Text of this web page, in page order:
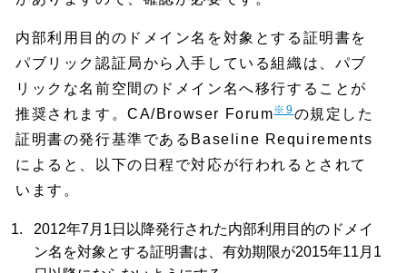
内部利用目的のドメイン名を対象とする証明書を
パブリック認証局から入手している組織は、パブ
リックな名前空間のドメイン名へ移行することが
推奨されます。CA/Browser Forum※9の規定した
証明書の発行基準であるBaseline Requirements
によると、以下の日程で対応が行われるとされて
います。
2012年7月1日以降発行された内部利用目的のドメイ
ン名を対象とする証明書は、有効期限が2015年11月1